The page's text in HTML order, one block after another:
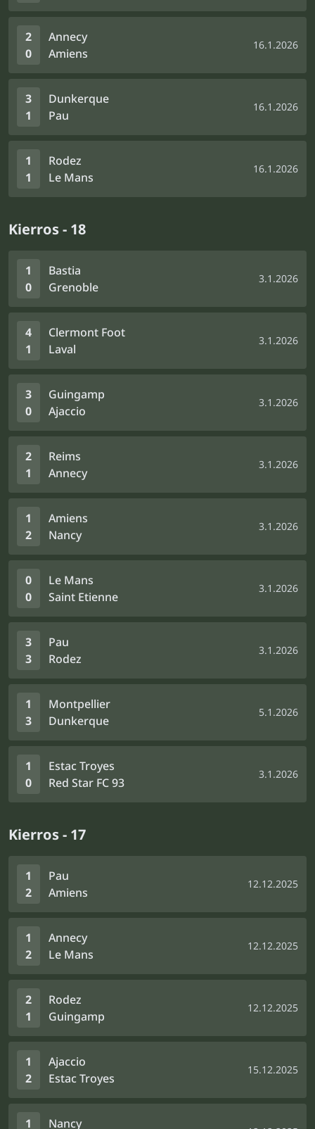
2
0
Annecy
Amiens
16.1.2026
3
1
Dunkerque
Pau
16.1.2026
1
1
Rodez
Le Mans
16.1.2026
Kierros - 18
1
0
Bastia
Grenoble
3.1.2026
4
1
Clermont Foot
Laval
3.1.2026
3
0
Guingamp
Ajaccio
3.1.2026
2
1
Reims
Annecy
3.1.2026
1
2
Amiens
Nancy
3.1.2026
0
0
Le Mans
Saint Etienne
3.1.2026
3
3
Pau
Rodez
3.1.2026
1
3
Montpellier
Dunkerque
5.1.2026
1
0
Estac Troyes
Red Star FC 93
3.1.2026
Kierros - 17
1
2
Pau
Amiens
12.12.2025
1
2
Annecy
Le Mans
12.12.2025
2
1
Rodez
Guingamp
12.12.2025
1
2
Ajaccio
Estac Troyes
15.12.2025
1 Nancy